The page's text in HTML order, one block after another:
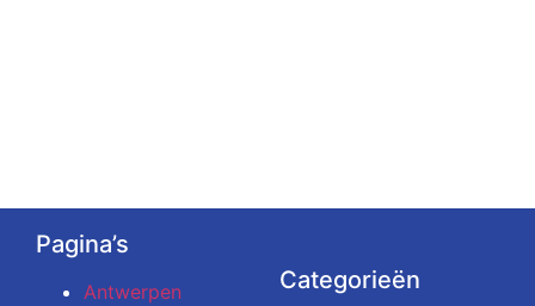
Pagina’s
Antwerpen
Categorieën